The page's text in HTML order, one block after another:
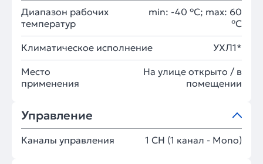
Диапазон рабочих
температур
min: -40 °C; max: 60
°C
Климатическое исполнение УХЛ1*
Место
применения
На улице открыто / в
помещении
Управление
Каналы управления 1 CH (1 канал - Mono)